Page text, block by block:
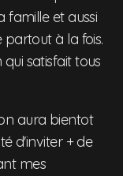
famille et aussi
partout à la fois.
satisfait tous
aura bientot
d'inviter + de
mes